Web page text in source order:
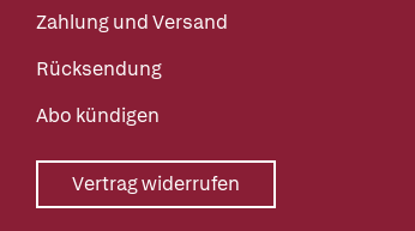
Zahlung und Versand
Rücksendung
Abo kündigen
Vertrag widerrufen